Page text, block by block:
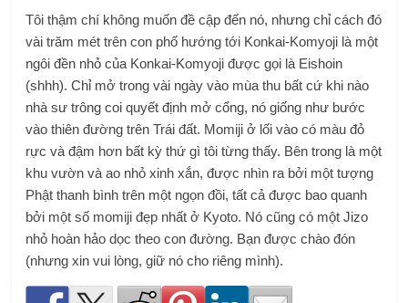
Tôi thậm chí không muốn đề cập đến nó, nhưng chỉ cách đó
vài trăm mét trên con phố hướng tới Konkai-Komyoji là một
ngôi đền nhỏ của Konkai-Komyoji được gọi là Eishoin
(shhh). Chỉ mở trong vài ngày vào mùa thu bất cứ khi nào
nhà sư trông coi quyết định mở cổng, nó giống như bước
vào thiên đường trên Trái đất. Momiji ở lối vào có màu đỏ
rực và đậm hơn bất kỳ thứ gì tôi từng thấy. Bên trong là một
khu vườn và ao nhỏ xinh xắn, được nhìn ra bởi một tượng
Phật thanh bình trên một ngọn đồi, tất cả được bao quanh
bởi một số momiji đẹp nhất ở Kyoto. Nó cũng có một Jizo
nhỏ hoàn hảo dọc theo con đường. Bạn được chào đón
(nhưng xin vui lòng, giữ nó cho riêng mình).